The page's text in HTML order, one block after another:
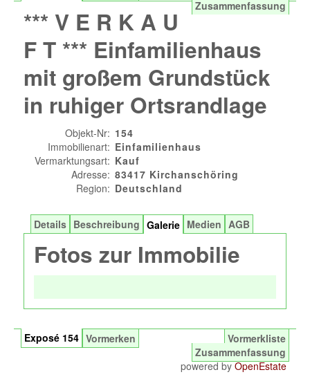
Zusammenfassung
*** V E R K A U
F T *** Einfamilienhaus
mit großem Grundstück
in ruhiger Ortsrandlage
Objekt-Nr: 154
Immobilienart: Einfamilienhaus
Vermarktungsart: Kauf
Adresse: 83417 Kirchanschöring
Region: Deutschland
Details Beschreibung Galerie Medien AGB
Fotos zur Immobilie
Exposé 154 Vormerken
Vormerkliste
Zusammenfassung
powered byOpenEstate